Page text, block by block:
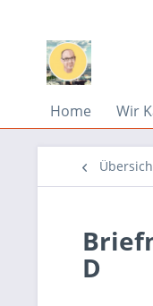
Home Wir
D